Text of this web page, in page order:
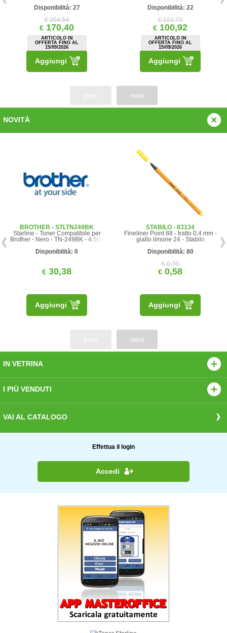
Disponibilità: 27
€ 204,54
€ 170,40
ARTICOLO IN
OFFERTA FINO AL
15/09/2026
Aggiungi
Disponibilità: 22
€ 122,72
€ 100,92
ARTICOLO IN
OFFERTA FINO AL
15/09/2026
Aggiungi
next
NOVITÀ
BROTHER - STLTN249BK
Starline - Toner Compatibile per
Brother - Nero - TN-249BK - 4.500
Disponibilità: 0
€ 30,38
Aggiungi
STABILO - 83134
Fineliner Point 88 - tratto 0,4 mm -
giallo limone 24 - Stabilo
Disponibilità: 80
€ 0,70
€ 0,58
Aggiungi
next
IN VETRINA
I PIÙ VENDUTI
VAI AL CATALOGO
Effettua il login
Accedi